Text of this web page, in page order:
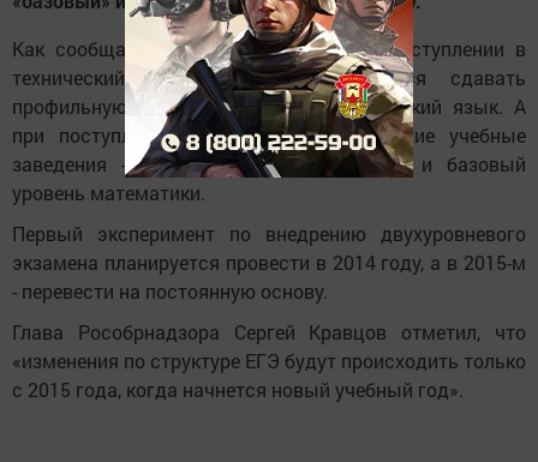
Как сообщает газета «Известия», при поступлении в
технический вуз абитуриенту придется сдавать
профильную математику и базовый русский язык. А
при поступлении в гуманитарные высшие учебные
заведения - профильный русский язык и базовый
уровень математики.
Первый эксперимент по внедрению двухуровневого
экзамена планируется провести в 2014 году, а в 2015-м
- перевести на постоянную основу.
Глава Рособрнадзора Сергей Кравцов отметил, что
«изменения по структуре ЕГЭ будут происходить только
с 2015 года, когда начнется новый учебный год».